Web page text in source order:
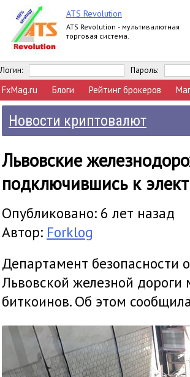
ATS Revolution
ATS Revolution - мультивалютная
торговая система.
Логин: Пароль:
FxMag.ru Блоги Рейтинг брокеров
Новости криптовалют
Львовские
подключившись к
Опубликовано: 6 лет назад
Автор: Forklog
Департамент безопасности
Львовской железной
биткоинов. Об этом